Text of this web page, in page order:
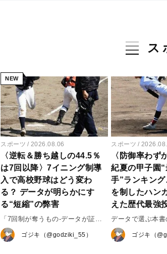
ス
NEW
スポーツ 2026.08.06
〈逆転＆勝ち越しの44.5％
は7回以降〉7イニング制導
入で高校野球はどう変わ
る？ データが明らかにす
る“短縮”の弊害
「7回制が奪うもの-データが証明
するドラマの消失-」
ゴジキ（@godziki_55）
スポーツ
〈防御率わず
紀夏の甲子園
手”ランキン
を制したハン
えた歴代最強
データで選ぶ本書
手”ランキング
ゴジキ（